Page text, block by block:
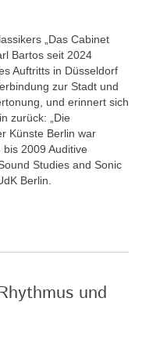
„Das Cabinet
Bartos seit 2024
Auftritts in Düsseldorf
zur Stadt und
und erinnert sich
zurück: „Die
Künste Berlin war
2009 Auditive
Studies and Sonic
Berlin.
und